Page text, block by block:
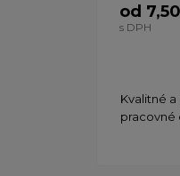
od
s DPH
Kvalitné
pracovné